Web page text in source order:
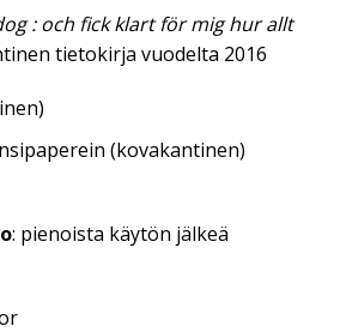
: och fick klart för mig hur allt
tietokirja vuodelta 2016
(kovakantinen)
: pienoista käytön jälkeä